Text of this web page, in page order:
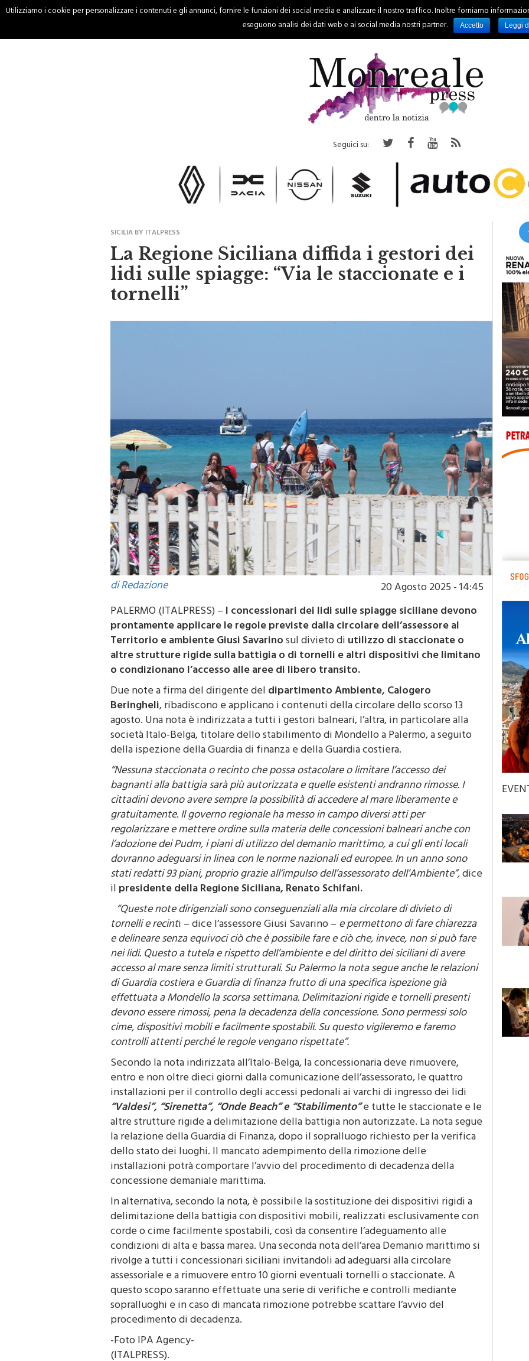
HOME CRONACA PALERMO REGIONE EVENTI RUBRICHE SPORT
Seguici su:
SICILIA BY ITALPRESS
La Regione Siciliana diffida i gestori dei
lidi sulle spiagge: “Via le staccionate e i
tornelli”
di Redazione
20 Agosto 2025 - 14:45
PALERMO (ITALPRESS) –I concessionari dei lidi sulle spiagge siciliane devono
prontamente applicare le regole previste dalla circolare dell’assessore al
Territorio e ambiente Giusi Savarinosul divieto diutilizzo di staccionate o
altre strutture rigide sulla battigia o di tornelli e altri dispositivi che limitano
o condizionano l’accesso alle aree di libero transito.
Due note a firma del dirigente deldipartimento Ambiente, Calogero
Beringheli, ribadiscono e applicano i contenuti della circolare dello scorso 13
agosto. Una nota è indirizzata a tutti i gestori balneari, l’altra, in particolare alla
società Italo-Belga, titolare dello stabilimento di Mondello a Palermo, a seguito
della ispezione della Guardia di finanza e della Guardia costiera.
“Nessuna staccionata o recinto che possa ostacolare o limitare l’accesso dei
bagnanti alla battigia sarà più autorizzata e quelle esistenti andranno rimosse. I
cittadini devono avere sempre la possibilità di accedere al mare liberamente e
gratuitamente. Il governo regionale ha messo in campo diversi atti per
regolarizzare e mettere ordine sulla materia delle concessioni balneari anche con
l’adozione dei Pudm, i piani di utilizzo del demanio marittimo, a cui gli enti locali
dovranno adeguarsi in linea con le norme nazionali ed europee. In un anno sono
stati redatti 93 piani, proprio grazie all’impulso dell’assessorato dell’Ambiente”,dice
ilpresidente della Regione Siciliana, Renato Schifani.
“Queste note dirigenziali sono conseguenziali alla mia circolare di divieto di
tornelli e recinti – dice l’assessore Giusi Savarino –e permettono di fare chiarezza
e delineare senza equivoci ciò che è possibile fare e ciò che, invece, non si può fare
nei lidi. Questo a tutela e rispetto dell’ambiente e del diritto dei siciliani di avere
accesso al mare senza limiti strutturali. Su Palermo la nota segue anche le relazioni
di Guardia costiera e Guardia di finanza frutto di una specifica ispezione già
effettuata a Mondello la scorsa settimana. Delimitazioni rigide e tornelli presenti
devono essere rimossi, pena la decadenza della concessione. Sono permessi solo
cime, dispositivi mobili e facilmente spostabili. Su questo vigileremo e faremo
controlli attenti perché le regole vengano rispettate”.
Secondo la nota indirizzata all’Italo-Belga, la concessionaria deve rimuovere,
entro e non oltre dieci giorni dalla comunicazione dell’assessorato, le quattro
installazioni per il controllo degli accessi pedonali ai varchi di ingresso dei lidi
“Valdesi”, “Sirenetta”, “Onde Beach” e “Stabilimento”e tutte le staccionate e le
altre strutture rigide a delimitazione della battigia non autorizzate. La nota segue
la relazione della Guardia di Finanza, dopo il sopralluogo richiesto per la verifica
dello stato dei luoghi. Il mancato adempimento della rimozione delle
installazioni potrà comportare l’avvio del procedimento di decadenza della
concessione demaniale marittima.
In alternativa, secondo la nota, è possibile la sostituzione dei dispositivi rigidi a
delimitazione della battigia con dispositivi mobili, realizzati esclusivamente con
corde o cime facilmente spostabili, così da consentire l’adeguamento alle
condizioni di alta e bassa marea. Una seconda nota dell’area Demanio marittimo si
rivolge a tutti i concessionari siciliani invitandoli ad adeguarsi alla circolare
assessoriale e a rimuovere entro 10 giorni eventuali tornelli o staccionate. A
questo scopo saranno effettuate una serie di verifiche e controlli mediante
sopralluoghi e in caso di mancata rimozione potrebbe scattare l’avvio del
procedimento di decadenza.
-Foto IPA Agency-
(ITALPRESS).
Utilizziamo i cookie per personalizzare i contenuti e gli annunci, fornire le funzioni dei social media e analizzare il nostro traffico. Inoltre forniamo
eseguono analisi dei dati web e ai social media nostri partner.
Accetto Leggi